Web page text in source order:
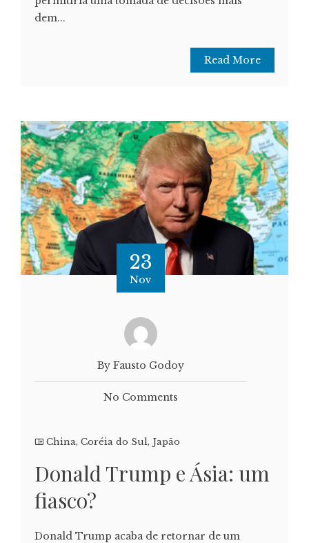
dem...
Read More
23
Nov
By Fausto Godoy
No Comments
China, Coréia do Sul, Japão
Donald Trump e Ásia: um
fiasco?
Donald Trump acaba de retornar de um